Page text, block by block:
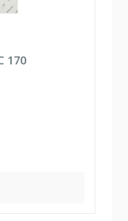
170